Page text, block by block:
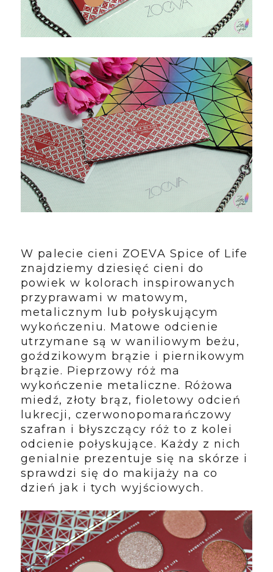
W palecie cieni ZOEVA Spice of Life
znajdziemy dziesięć cieni do
powiek w kolorach inspirowanych
przyprawami w matowym,
metalicznym lub połyskującym
wykończeniu. Matowe odcienie
utrzymane są w waniliowym beżu,
goździkowym brązie i piernikowym
brązie. Pieprzowy róż ma
wykończenie metaliczne. Różowa
miedź, złoty brąz, fioletowy odcień
lukrecji, czerwonopomarańczowy
szafran i błyszczący róż to z kolei
odcienie połyskujące. Każdy z nich
genialnie prezentuje się na skórze i
sprawdzi się do makijaży na co
dzień jak i tych wyjściowych.